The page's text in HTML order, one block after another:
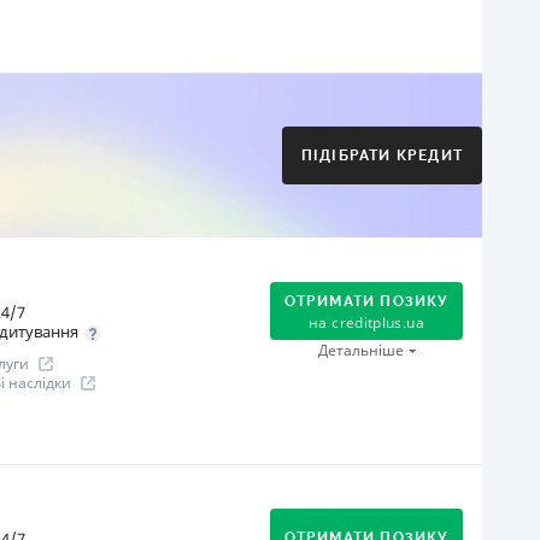
Через термінали самообслуговування
переоформлена 21.03.2024 р.
ПІДІБРАТИ КРЕДИТ
7
ОТРИМАТИ ПОЗИКУ
на creditplus.ua
Детальніше
Онлайн (через сайт або інтернет-банкінг)